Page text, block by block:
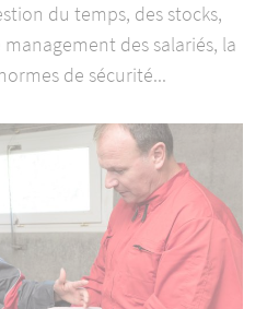
du temps, des stocks,
des salariés, la
de sécurité...